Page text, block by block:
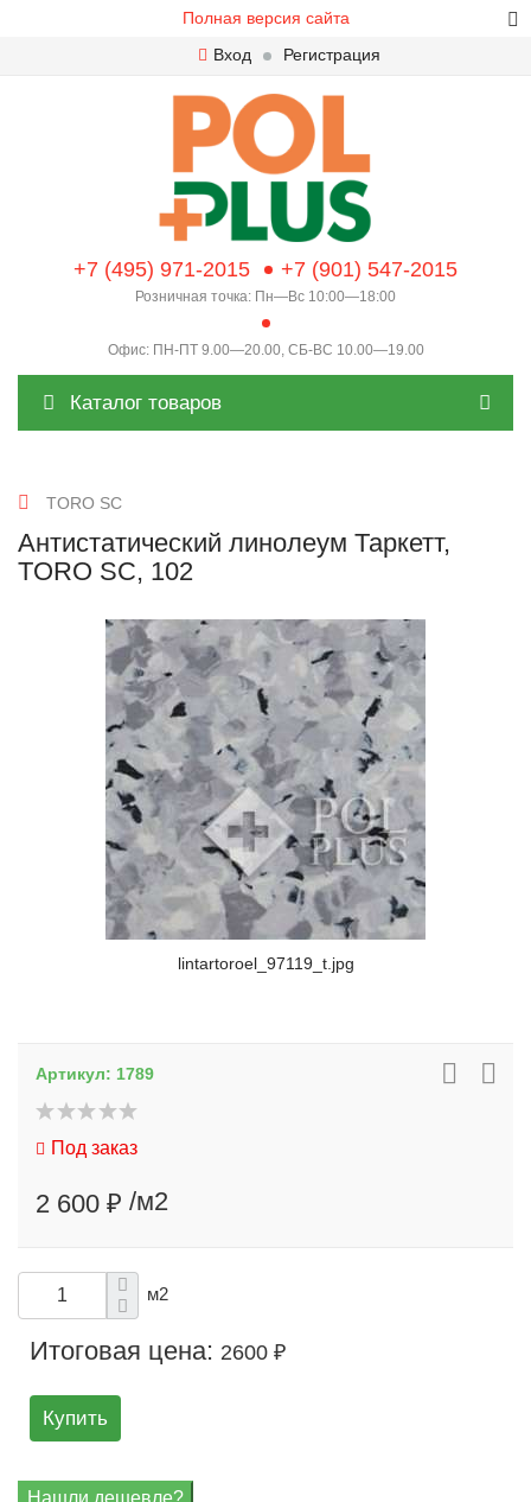
Полная версия сайта
Вход
Регистрация
+7 (495) 971-2015 +7 (901) 547-2015
Розничная точка: Пн—Вс 10:00—18:00
Офис: ПН-ПТ 9.00—20.00, СБ-ВС 10.00—19.00
Каталог товаров
TORO SC
Антистатический линолеум Таркетт,
TORO SC, 102
lintartoroel_97119_t.jpg
Артикул: 1789
Под заказ
2 600 ₽ /м2
м2
Итоговая цена: 2600 ₽
Купить